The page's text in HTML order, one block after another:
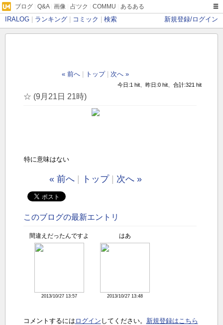
ブログ Q&A| 画像 占ツク COMMU あるある
IRALOG ランキング コミック 検索 新規登録/ログイン
« 前へ トップ 次へ »
今日:1 hit、昨日:0 hit、合計:321 hit
☆ (9月21日 21時)
特に意味はない
« 前へ トップ 次へ »
このブログの最新エントリ
間違えだったんですよ
2013/10/27 13:57
はあ
2013/10/27 13:48
コメントするには ログイン してください。 新規登録はこちら